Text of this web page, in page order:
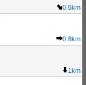
0.6km
0.8km
1km